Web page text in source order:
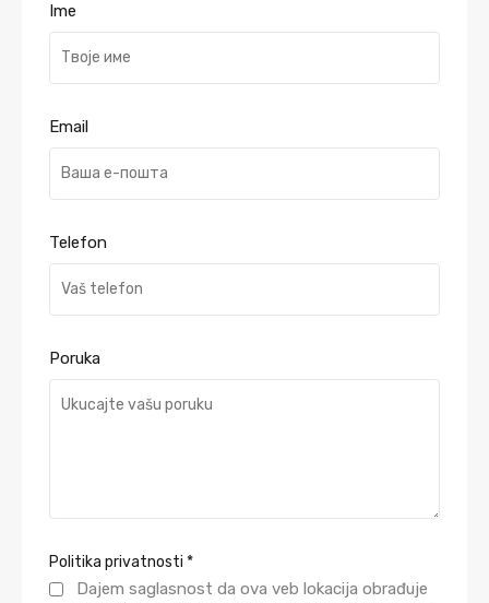
Ime
Email
Telefon
Poruka
Politika privatnosti *
Dajem saglasnost da ova veb lokacija obrađuje